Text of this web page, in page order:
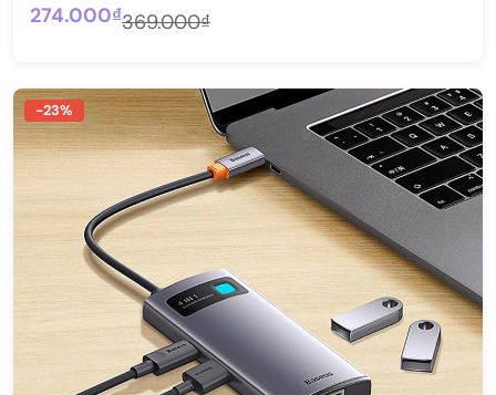
274.000₫369.000₫
-23%